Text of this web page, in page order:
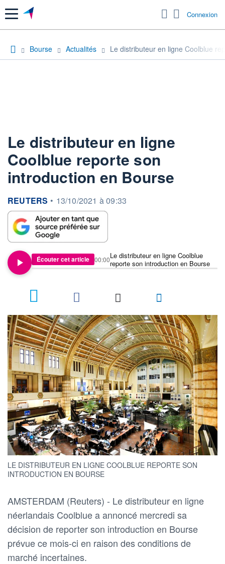
Menu Connexion
Bourse Actualités Le distributeur en ligne Coolblue
Le distributeur en ligne
Coolblue reporte son
introduction en Bourse
information fournie par
REUTERS • 13/10/2021 à 09:33
Écouter cet article
Le distributeur en ligne Coolblue
reporte son introduction en Bourse
00:00
LE DISTRIBUTEUR EN LIGNE COOLBLUE REPORTE SON
INTRODUCTION EN BOURSE
AMSTERDAM (Reuters) - Le distributeur en ligne
néerlandais Coolblue a annoncé mercredi sa
décision de reporter son introduction en Bourse
prévue ce mois-ci en raison des conditions de
marché incertaines.